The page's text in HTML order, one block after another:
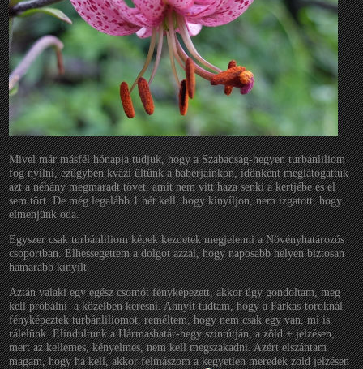
Mivel már másfél hónapja tudjuk, hogy a Szabadság-hegyen turbánliliom
fog nyílni, ezügyben kvázi ültünk a babérjainkon, időnként meglátogattuk
azt a néhány megmaradt tövet, amit nem vitt haza senki a kertjébe és el
sem tört. De még legalább 1 hét kell, hogy kinyíljon, nem izgatott, hogy
elmenjünk oda.
Egyszer csak turbánliliom képek kezdetek megjelenni a Növényhatározós
csoportban. Elhessegettem a dolgot azzal, hogy naposabb helyen biztosan
hamarabb kinyílt.
Aztán valaki egy egész csomót fényképezett, akkor úgy gondoltam, meg
kell próbálni a közelben keresni. Annyit tudtam, hogy a Farkas-toroknál
fényképeztek turbánliliomot, reméltem, hogy nem csak egy van, mi is
rálelünk. Elindultunk a Hármashatár-hegy szintútján, a zöld + jelzésen,
mert az kellemes, kényelmes, nem kell megszakadni. Azért elszántam
magam, hogy ha kell, akkor felmászom a kegyetlen meredek zöld jelzésen